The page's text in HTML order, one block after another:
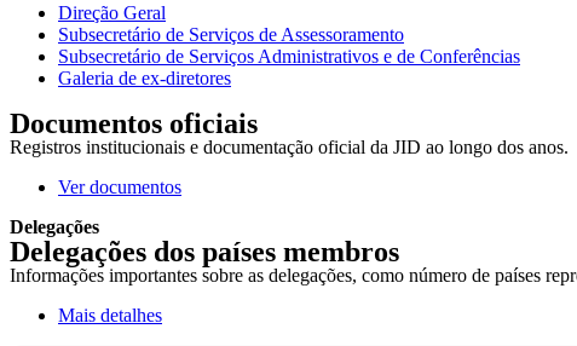
Direção Geral
Subsecretário de Serviços de Assessoramento
Subsecretário de Serviços Administrativos e de Conferências
Galeria de ex-diretores
Documentos oficiais
Registros institucionais e documentação oficial da JID ao longo dos anos.
Ver documentos
Delegações
Delegações dos países membros
Informações importantes sobre as delegações, como número de países
Mais detalhes